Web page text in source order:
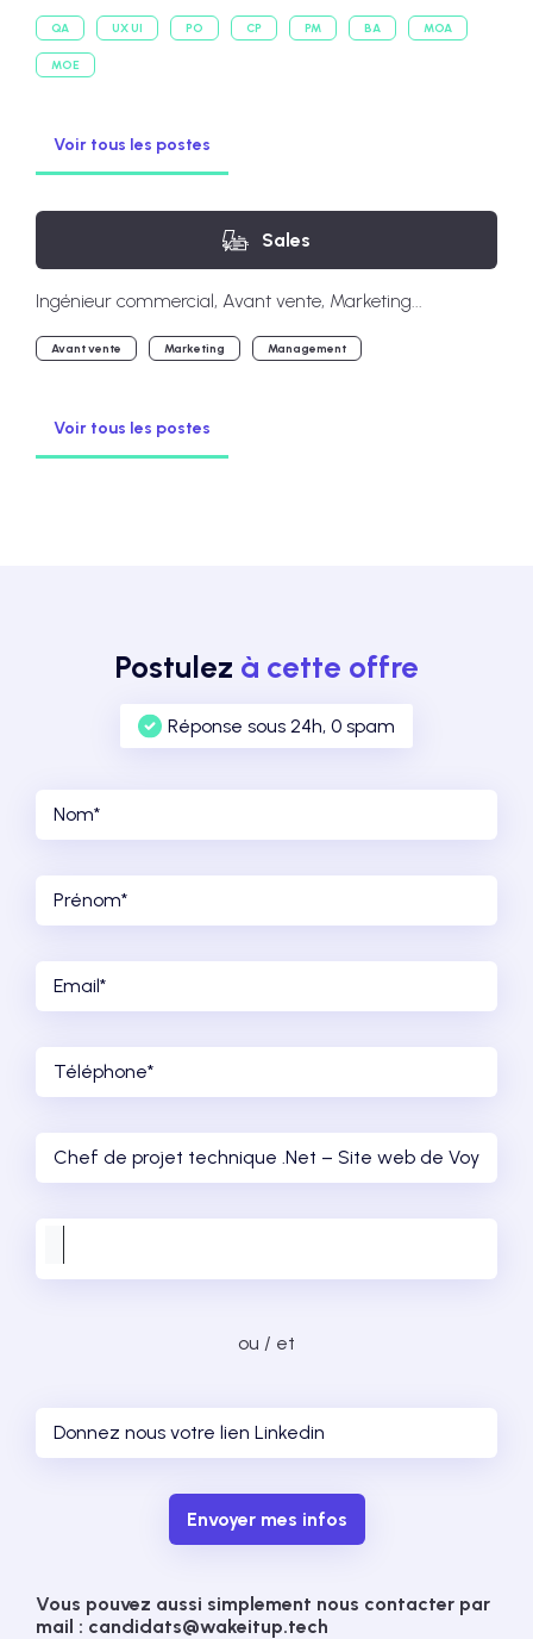
QA UX UI PO CP PM BA MOA
MOE
Voir tous les postes
Sales
Ingénieur commercial, Avant vente, Marketing...
Avant vente Marketing Management
Voir tous les postes
Postulez à cette offre
Réponse sous 24h, 0 spam
ou / et
Envoyer mes infos
Vous pouvez aussi simplement nous contacter par
mail : candidats@wakeitup.tech